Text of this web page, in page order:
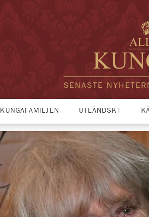
SENASTE
KUNGAFAMILJEN UTLÄNDSKT